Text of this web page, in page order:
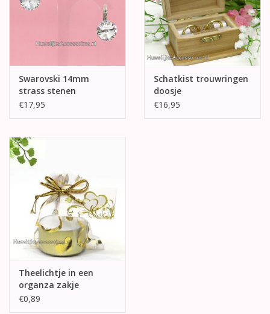
Swarovski 14mm
strass stenen
oorbellen
€17,95
Schatkist trouwringen
doosje
€16,95
Theelichtje in een
organza zakje
€0,89